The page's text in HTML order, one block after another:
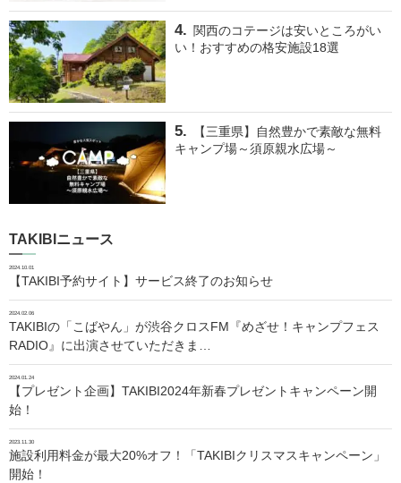
関西のコテージは安いところがい
い！おすすめの格安施設18選
【三重県】自然豊かで素敵な無料
キャンプ場～須原親水広場～
TAKIBIニュース
2024.10.01
【TAKIBI予約サイト】サービス終了のお知らせ
2024.02.06
TAKIBIの「こばやん」が渋谷クロスFM『めざせ！キャンプフェス
RADIO』に出演させていただきま…
2024.01.24
【プレゼント企画】TAKIBI2024年新春プレゼントキャンペーン開
始！
2023.11.30
施設利用料金が最大20%オフ！「TAKIBIクリスマスキャンペーン」
開始！